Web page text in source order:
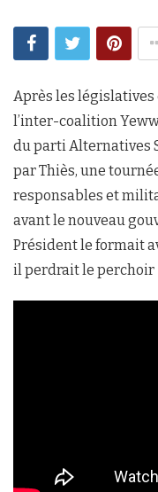
Après les
l’inter-coalition
du parti Alternatives
par Thiès, une
responsables et
avant le nouveau
Président le formait
il perdrait le perchoir